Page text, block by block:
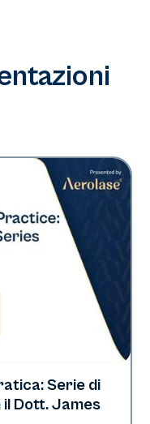
Serie di
Dott. James